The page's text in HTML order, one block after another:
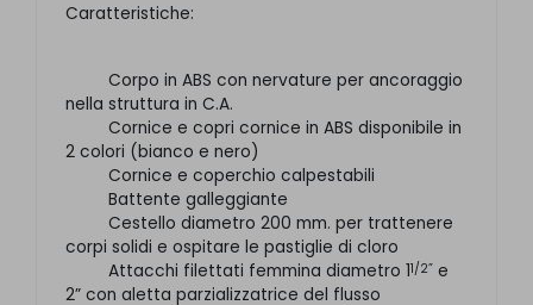
Caratteristiche:
Corpo in ABS con nervature per ancoraggio
nella struttura in C.A.
Cornice e copri cornice in ABS disponibile in
2 colori (bianco e nero)
Cornice e coperchio calpestabili
Battente galleggiante
Cestello diametro 200 mm. per trattenere
corpi solidi e ospitare le pastiglie di cloro
Attacchi filettati femmina diametro 11/2” e
2” con aletta parzializzatrice del flusso